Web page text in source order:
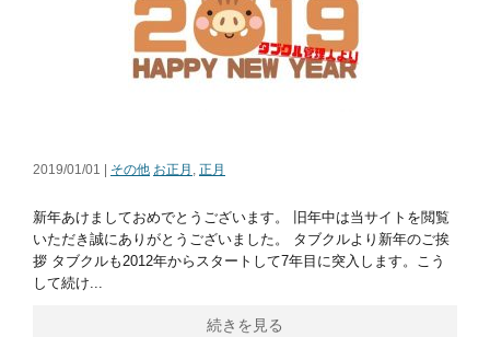
2019/01/01 | その他 お正月 , 正月
新年あけましておめでとうございます。 旧年中は当サイトを閲覧
いただき誠にありがとうございました。 タブクルより新年のご挨
拶 タブクルも2012年からスタートして7年目に突入します。こう
して続け...
続きを見る